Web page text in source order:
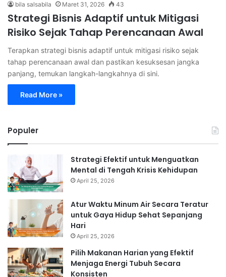
bila salsabila Maret 31, 2026 43
Strategi Bisnis Adaptif untuk Mitigasi
Risiko Sejak Tahap Perencanaan Awal
Terapkan strategi bisnis adaptif untuk mitigasi risiko sejak
tahap perencanaan awal dan pastikan kesuksesan jangka
panjang, temukan langkah-langkahnya di sini.
Read More »
Populer
Strategi Efektif untuk Menguatkan
Mental di Tengah Krisis Kehidupan
April 25, 2026
Atur Waktu Minum Air Secara Teratur
untuk Gaya Hidup Sehat Sepanjang
Hari
April 25, 2026
Pilih Makanan Harian yang Efektif
Menjaga Energi Tubuh Secara
Konsisten